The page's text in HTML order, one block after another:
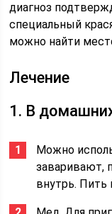
диагноз
специальный
можно найти
Лечение
1. В
Можно
заваривают,
внутрь. Пить